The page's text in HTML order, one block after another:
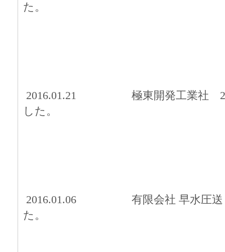
た。
2016.01.21 極東開発工業社
した。
2016.01.06 有限会社 早水圧送
た。